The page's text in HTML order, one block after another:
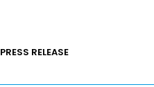
PRESS RELEASE